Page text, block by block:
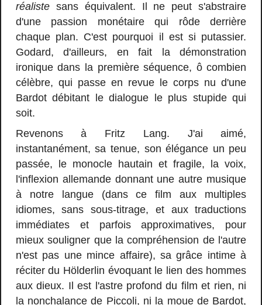
réalistesans équivalent. Il ne peut s'abstraire
d'une passion monétaire qui rôde derrière
chaque plan. C'est pourquoi il est si putassier.
Godard, d'ailleurs, en fait la démonstration
ironique dans la première séquence, ô combien
célèbre, qui passe en revue le corps nu d'une
Bardot débitant le dialogue le plus stupide qui
soit.
Revenons à Fritz Lang. J'ai aimé,
instantanément, sa tenue, son élégance un peu
passée, le monocle hautain et fragile, la voix,
l'inflexion allemande donnant une autre musique
à notre langue (dans ce film aux multiples
idiomes, sans sous-titrage, et aux traductions
immédiates et parfois approximatives, pour
mieux souligner que la compréhension de l'autre
n'est pas une mince affaire), sa grâce intime à
réciter du Hölderlin évoquant le lien des hommes
aux dieux. Il est l'astre profond du film et rien, ni
la nonchalance de Piccoli, ni la moue de Bardot,